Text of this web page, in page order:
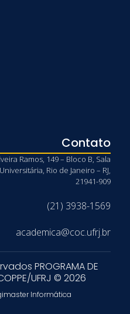
Contato
Ramos, 149 – Bloco B, Sala
Rio de Janeiro – RJ,
21941-909
(21) 3938-1569
academica@coc.ufrj.br
PROGRAMA DE
UFRJ © 2026
Informática